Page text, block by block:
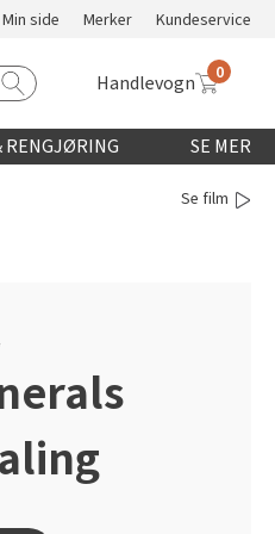
Min side Merker Kundeservice
Handlevogn 0
RENGJØRING SE MER
Se film